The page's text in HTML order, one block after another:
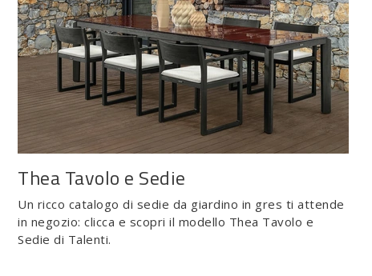
Thea Tavolo e Sedie
Un ricco catalogo di sedie da giardino in gres ti attende
in negozio: clicca e scopri il modello Thea Tavolo e
Sedie di Talenti.